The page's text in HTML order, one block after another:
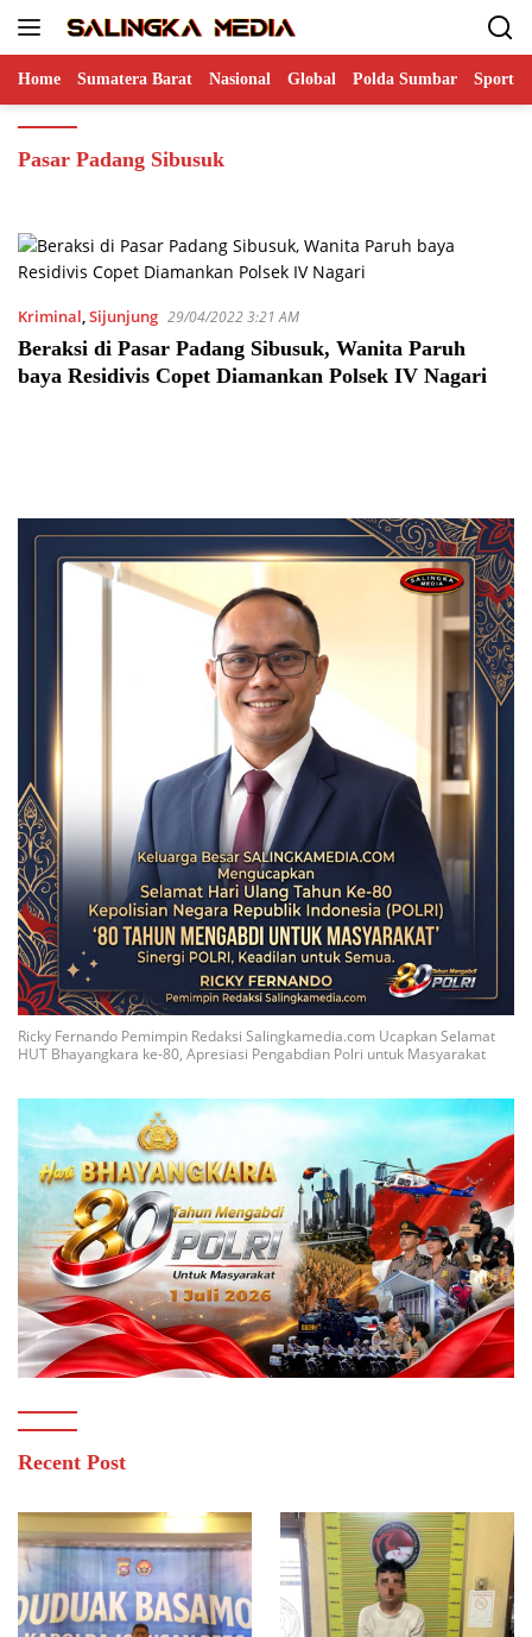
Home Sumatera Barat Nasional Global Polda Sumbar Sports
Pasar Padang Sibusuk
Kriminal,Sijunjung 29/04/2022 3:21 AM
Beraksi di Pasar Padang Sibusuk, Wanita Paruh
baya Residivis Copet Diamankan Polsek IV Nagari
Ricky Fernando Pemimpin Redaksi Salingkamedia.com Ucapkan Selamat
HUT Bhayangkara ke-80, Apresiasi Pengabdian Polri untuk Masyarakat
Recent Post